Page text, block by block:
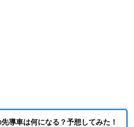
導車は何になる？予想してみた！